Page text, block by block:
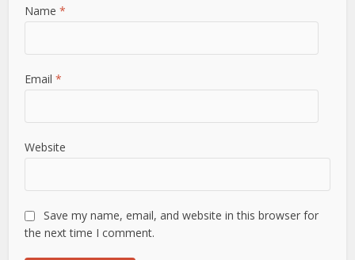
Name*
Email*
Website
Save my name, email, and website in this browser for
the next time I comment.